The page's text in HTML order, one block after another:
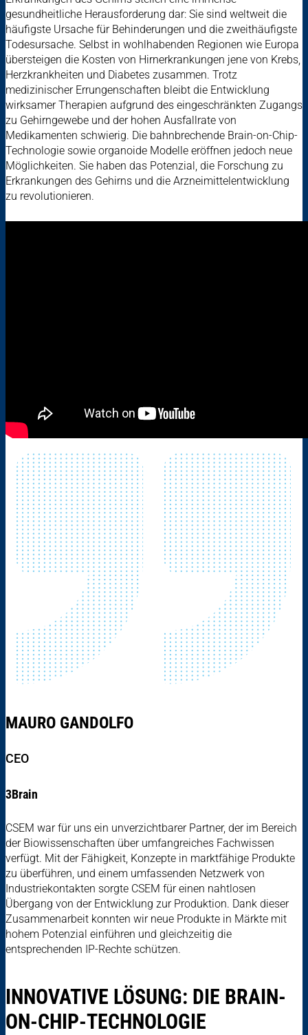
gesundheitliche Herausforderung dar: Sie sind weltweit die
häufigste Ursache für Behinderungen und die zweithäufigste
Todesursache. Selbst in wohlhabenden Regionen wie Europa
übersteigen die Kosten von Hirnerkrankungen jene von Krebs,
Herzkrankheiten und Diabetes zusammen. Trotz
medizinischer Errungenschaften bleibt die Entwicklung
wirksamer Therapien aufgrund des eingeschränkten Zugangs
zu Gehirngewebe und der hohen Ausfallrate von
Medikamenten schwierig. Die bahnbrechende Brain-on-Chip-
Technologie sowie organoide Modelle eröffnen jedoch neue
Möglichkeiten. Sie haben das Potenzial, die Forschung zu
Erkrankungen des Gehirns und die Arzneimittelentwicklung
zu revolutionieren.
MAURO GANDOLFO
CEO
3Brain
CSEM war für uns ein unverzichtbarer Partner, der im Bereich
der Biowissenschaften über umfangreiches Fachwissen
verfügt. Mit der Fähigkeit, Konzepte in marktfähige Produkte
zu überführen, und einem umfassenden Netzwerk von
Industriekontakten sorgte CSEM für einen nahtlosen
Übergang von der Entwicklung zur Produktion. Dank dieser
Zusammenarbeit konnten wir neue Produkte in Märkte mit
hohem Potenzial einführen und gleichzeitig die
entsprechenden IP-Rechte schützen.
INNOVATIVE LÖSUNG: DIE BRAIN-
ON-CHIP-TECHNOLOGIE